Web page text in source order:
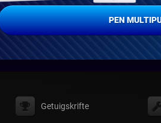
PEN
Getuigskrifte